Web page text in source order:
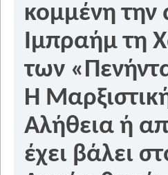
κομμένη την
Ιμπραήμ τη
των
Η
Αλήθεια ή
έχει βάλει